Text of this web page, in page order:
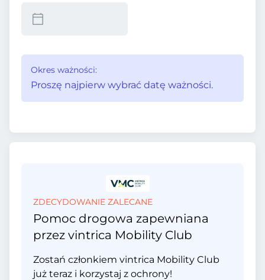
Okres ważności:
Proszę najpierw wybrać datę ważności.
ZDECYDOWANIE ZALECANE
Pomoc drogowa zapewniana
przez vintrica Mobility Club
Zostań członkiem vintrica Mobility Club
już teraz i korzystaj z ochrony!